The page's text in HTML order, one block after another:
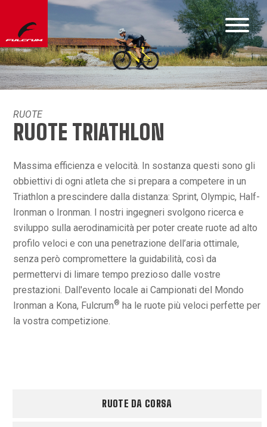
RUOTE
RUOTE TRIATHLON
Massima efficienza e velocità. In sostanza questi sono gli
obbiettivi di ogni atleta che si prepara a competere in un
Triathlon a prescindere dalla distanza: Sprint, Olympic, Half-
Ironman o Ironman. I nostri ingegneri svolgono ricerca e
sviluppo sulla aerodinamicità per poter create ruote ad alto
profilo veloci e con una penetrazione dell’aria ottimale,
senza però compromettere la guidabilità, così da
permettervi di limare tempo prezioso dalle vostre
prestazioni. Dall'evento locale ai Campionati del Mondo
Ironman a Kona, Fulcrum® ha le ruote più veloci perfette per
la vostra competizione.
RUOTE DA CORSA